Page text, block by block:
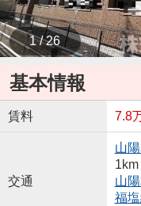
1 / 26
基本情報
賃料 7.8
交通
山
1km
山
福